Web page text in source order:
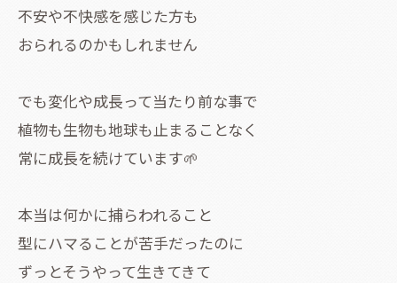
不安や不快感を感じた方も
おられるのかもしれません
でも変化や成長って当たり前な事で
植物も生物も地球も止まることなく
常に成長を続けています🌱
本当は何かに捕らわれること
型にハマることが苦手だったのに
ずっとそうやって生きてきて